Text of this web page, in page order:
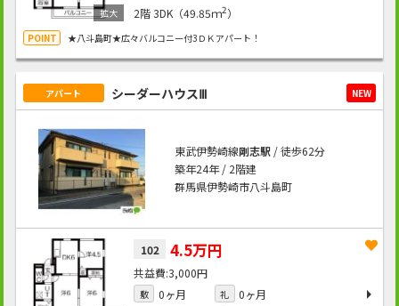
2階3DK（49.85ｍ2）
★八斗島町★広々バルコニー付3ＤＫアパート！
アパート シーダーハウスⅢ NEW
東武伊勢崎線剛志駅/ 徒歩62分
築年24年 / 2階建
群馬県伊勢崎市八斗島町
102 4.5万円
3,000円
敷 0ヶ月 礼
0ヶ月